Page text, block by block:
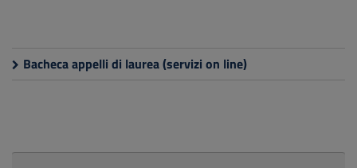
Bacheca appelli di laurea (servizi on line)